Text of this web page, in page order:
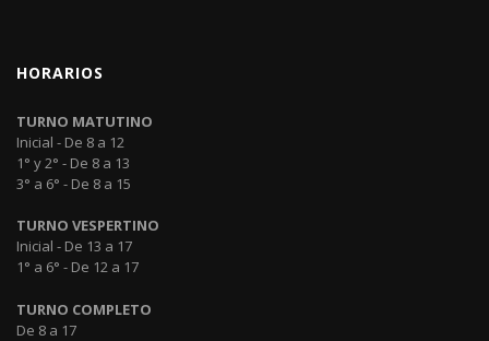
HORARIOS
TURNO MATUTINO
Inicial - De 8 a 12
1° y 2° - De 8 a 13
3° a 6° - De 8 a 15
TURNO VESPERTINO
Inicial - De 13 a 17
1° a 6° - De 12 a 17
TURNO COMPLETO
De 8 a 17